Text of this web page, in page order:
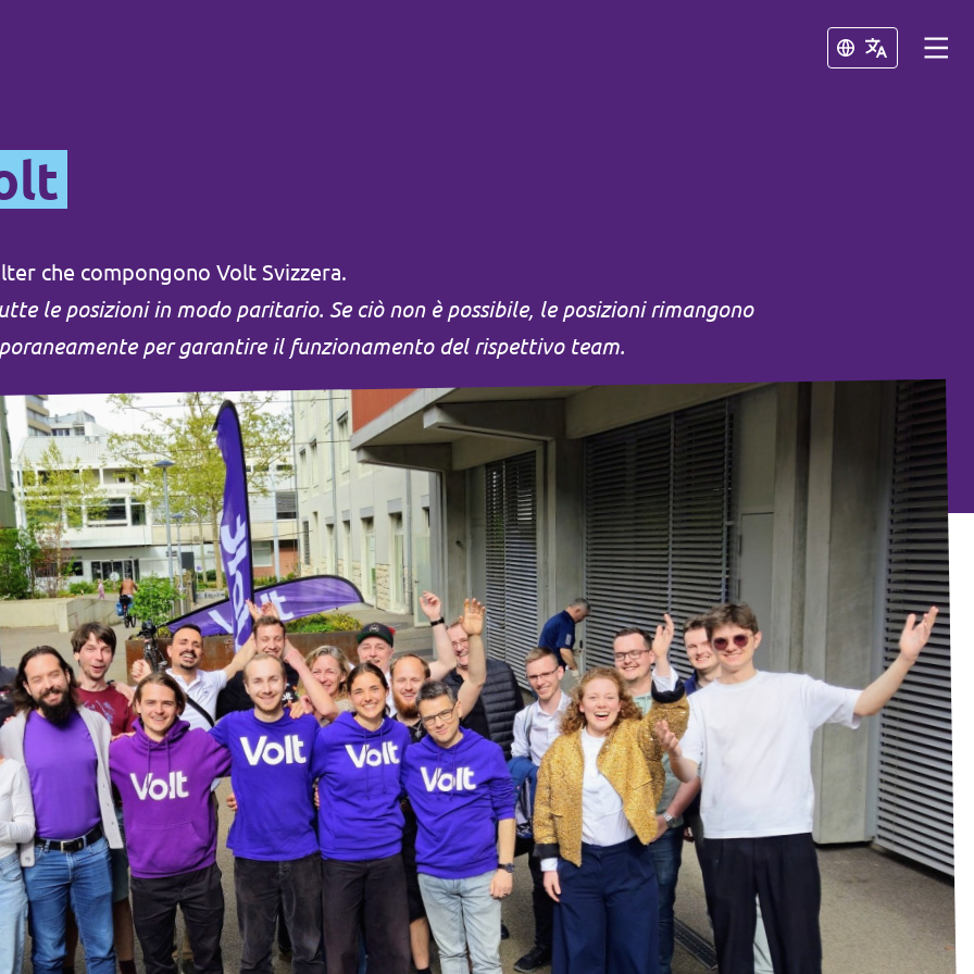
Chiudi
Chiudi
che compongono Volt Svizzera.
le posizioni in modo paritario. Se ciò non è possibile, le posizioni rimangono
per garantire il funzionamento del rispettivo team.